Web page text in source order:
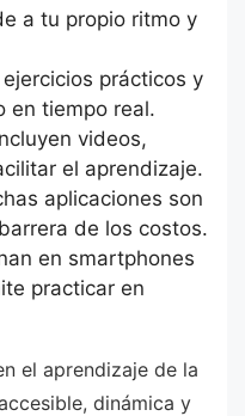
a tu propio ritmo y
prácticos y
en tiempo real.
videos,
el aprendizaje.
aplicaciones son
de los costos.
en smartphones
practicar en
el aprendizaje de la
dinámica y